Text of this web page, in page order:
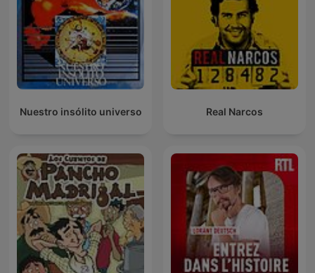
Nuestro insólito universo Real Narcos